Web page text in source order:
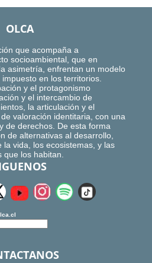
OLCA
que acompaña a
socioambiental, que en
asimetría, enfrentan un modelo
en los territorios.
y el protagonismo
y el intercambio de
la articulación y el
valoración identitaria, con una
de derechos. De esta forma
de alternativas al desarrollo,
la vida, los ecosistemas, y las
que los habitan.